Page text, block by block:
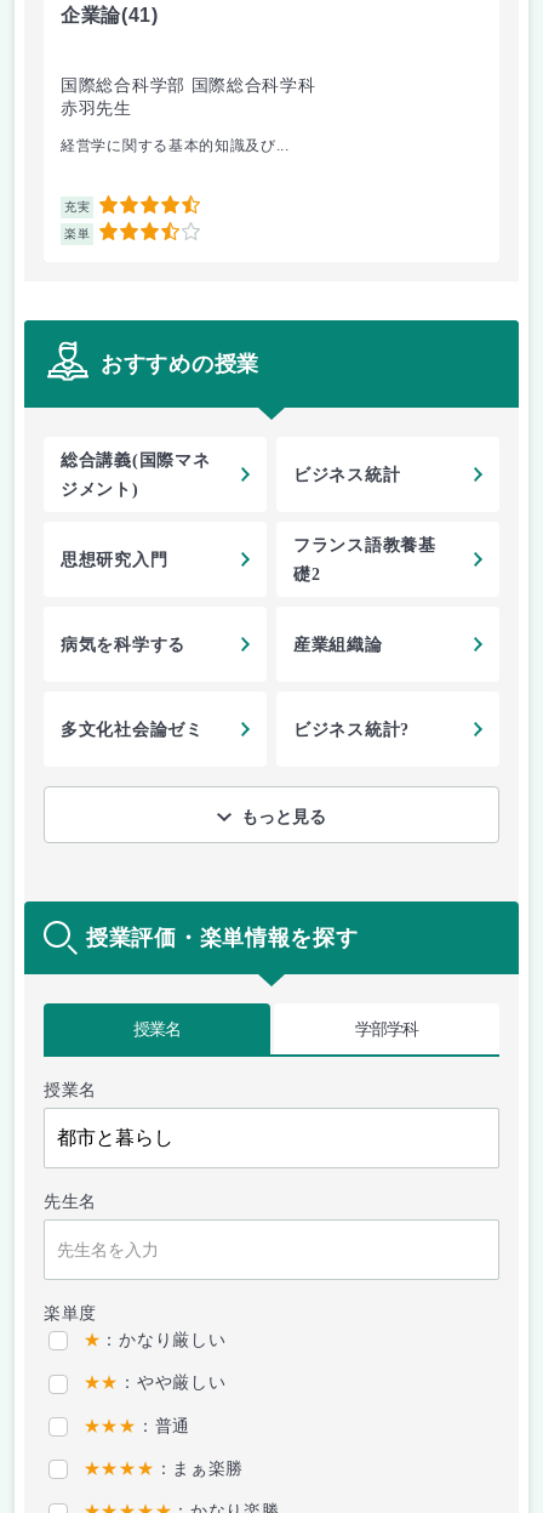
企業論(41)
国際総合科学部 国際総合科学科
赤羽先生
経営学に関する基本的知識及び...
充実 4.5
楽単 3.5
おすすめの授業
総合講義(国際マネ
ジメント)
ビジネス統計
思想研究入門
フランス語教養基
礎2
病気を科学する 産業組織論
多文化社会論ゼミ ビジネス統計?
もっと見る
授業評価・楽単情報を探す
授業名 学部学科
授業名
先生名
楽単度
★ ：かなり厳しい
★★ ：やや厳しい
★★★ ：普通
★★★★ ：まぁ楽勝